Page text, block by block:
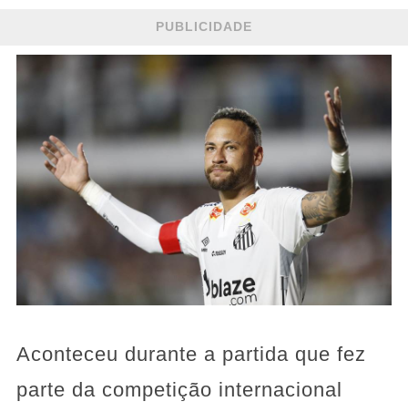
PUBLICIDADE
Aconteceu durante a partida que fez
parte da competição internacional